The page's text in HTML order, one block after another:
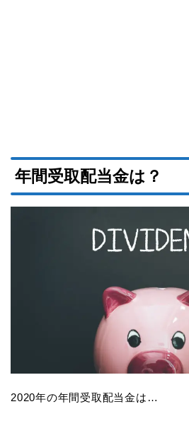
年間受取配当金は？
2020年の年間受取配当金は…